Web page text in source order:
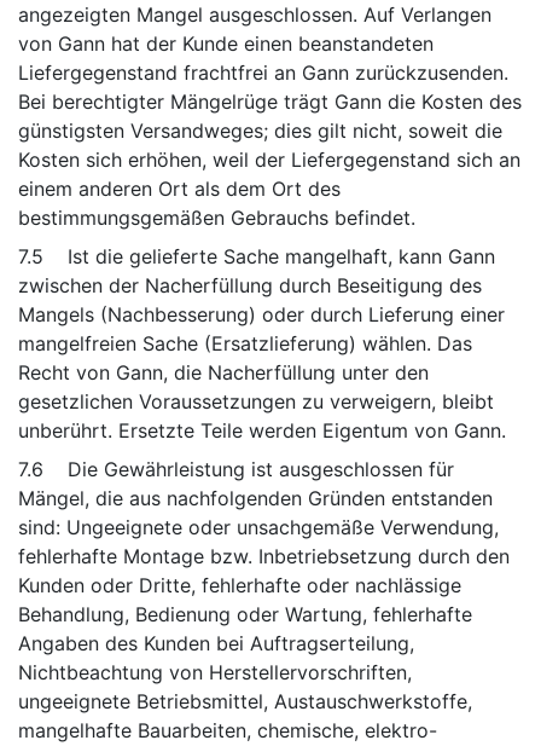
angezeigten Mangel ausgeschlossen. Auf Verlangen
von Gann hat der Kunde einen beanstandeten
Liefergegenstand frachtfrei an Gann zurückzusenden.
Bei berechtigter Mängelrüge trägt Gann die Kosten des
günstigsten Versandweges; dies gilt nicht, soweit die
Kosten sich erhöhen, weil der Liefergegenstand sich an
einem anderen Ort als dem Ort des
bestimmungsgemäßen Gebrauchs befindet.
7.5 Ist die gelieferte Sache mangelhaft, kann Gann
zwischen der Nacherfüllung durch Beseitigung des
Mangels (Nachbesserung) oder durch Lieferung einer
mangelfreien Sache (Ersatzlieferung) wählen. Das
Recht von Gann, die Nacherfüllung unter den
gesetzlichen Voraussetzungen zu verweigern, bleibt
unberührt. Ersetzte Teile werden Eigentum von Gann.
7.6 Die Gewährleistung ist ausgeschlossen für
Mängel, die aus nachfolgenden Gründen entstanden
sind: Ungeeignete oder unsachgemäße Verwendung,
fehlerhafte Montage bzw. Inbetriebsetzung durch den
Kunden oder Dritte, fehlerhafte oder nachlässige
Behandlung, Bedienung oder Wartung, fehlerhafte
Angaben des Kunden bei Auftragserteilung,
Nichtbeachtung von Herstellervorschriften,
ungeeignete Betriebsmittel, Austauschwerkstoffe,
mangelhafte Bauarbeiten, chemische, elektro-